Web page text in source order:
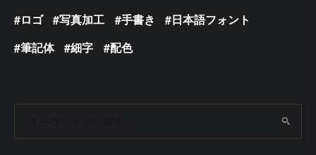
ロゴ
写真加工 手書き
日本語フォント
筆記体
細字 配色